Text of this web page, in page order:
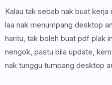
Kalau tak sebab nak buat
laa nak menumpang desktop
haritu, tak boleh buat pdf plak
nengok, pastu bila update,
nak tunggu tumpang desktop